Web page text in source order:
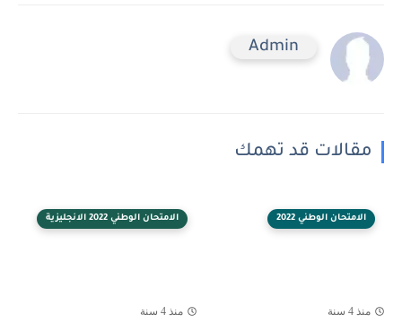
Admin
مقالات قد تهمك
الامتحان الوطني 2022
منذ 4 سنة
الامتحان الوطني 2022 الانجليزية
منذ 4 سنة